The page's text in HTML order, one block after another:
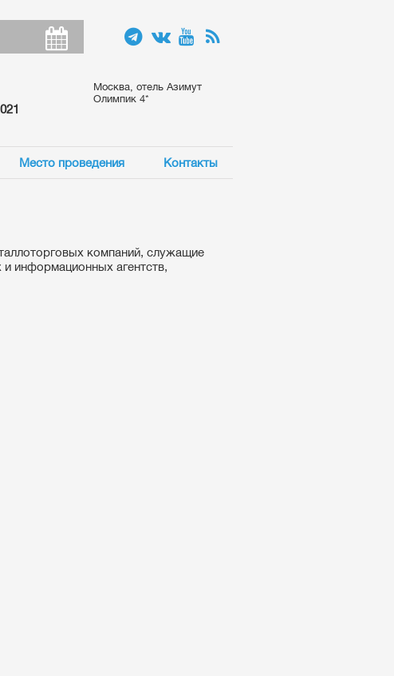
Москва, отель Азимут
Олимпик 4*
Место проведения Контакты
компаний, служащие
и информационных агентств,